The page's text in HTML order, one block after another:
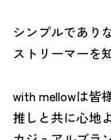
シンプルであり
ストリーマーを
with mellowは皆様
推しと共に心地